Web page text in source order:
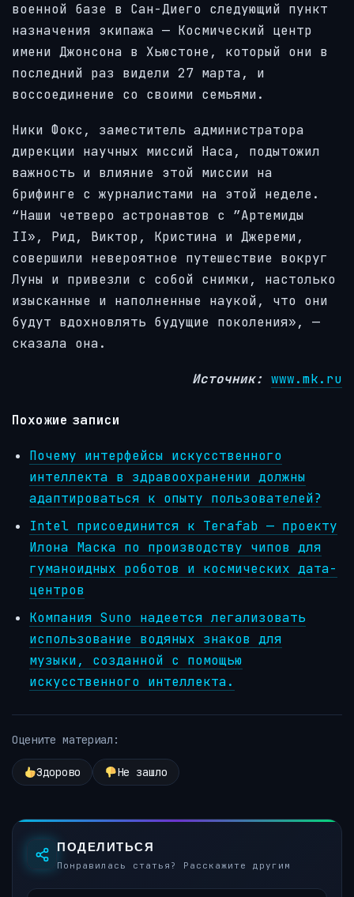
военной базе в Сан-Диего следующий пункт
назначения экипажа — Космический центр
имени Джонсона в Хьюстоне, который они в
последний раз видели 27 марта, и
воссоединение со своими семьями.
Ники Фокс, заместитель администратора
дирекции научных миссий Наса, подытожил
важность и влияние этой миссии на
брифинге с журналистами на этой неделе.
“Наши четверо астронавтов с ”Артемиды
II», Рид, Виктор, Кристина и Джереми,
совершили невероятное путешествие вокруг
Луны и привезли с собой снимки, настолько
изысканные и наполненные наукой, что они
будут вдохновлять будущие поколения», —
сказала она.
Источник: www.mk.ru
Похожие записи
Почему интерфейсы искусственного
интеллекта в здравоохранении должны
адаптироваться к опыту пользователей?
Intel присоединится к Terafab — проекту
Илона Маска по производству чипов для
гуманоидных роботов и космических дата-
центров
Компания Suno надеется легализовать
использование водяных знаков для
музыки, созданной с помощью
искусственного интеллекта.
Оцените материал:
Здорово Не зашло
ПОДЕЛИТЬСЯ
Понравилась статья? Расскажите другим